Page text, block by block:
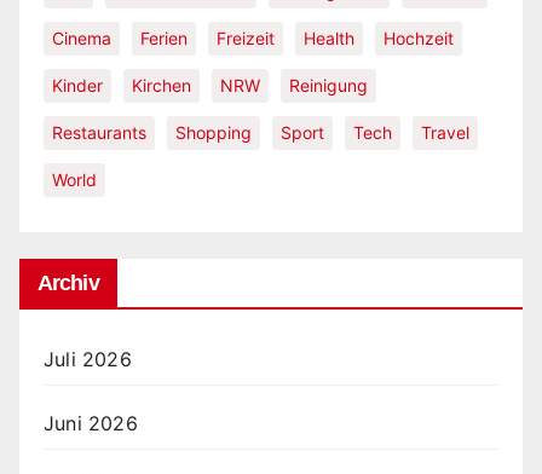
Cinema Ferien Freizeit Health Hochzeit
Kinder Kirchen NRW Reinigung
Restaurants Shopping Sport Tech Travel
World
Archiv
Juli 2026
Juni 2026